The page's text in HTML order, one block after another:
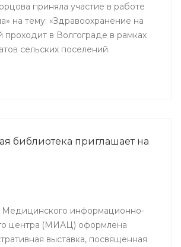
приняла участие в работе
на тему: «Здравоохранение на
проходит в Волгограде в рамках
сельских поселений.
библиотека приглашает на
Медицинского информационно-
центра (МИАЦ) оформлена
выставка, посвященная